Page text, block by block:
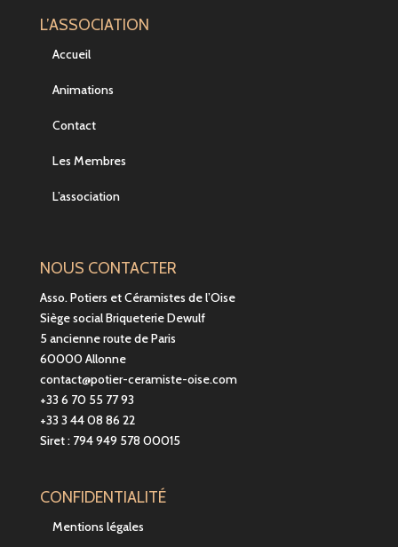
L’ASSOCIATION
Accueil
Animations
Contact
Les Membres
L’association
NOUS CONTACTER
Asso. Potiers et Céramistes de l’Oise
Siège social Briqueterie Dewulf
5 ancienne route de Paris
60000 Allonne
contact@potier-ceramiste-oise.com
+33 6 70 55 77 93
+33 3 44 08 86 22
Siret : 794 949 578 00015
CONFIDENTIALITÉ
Mentions légales